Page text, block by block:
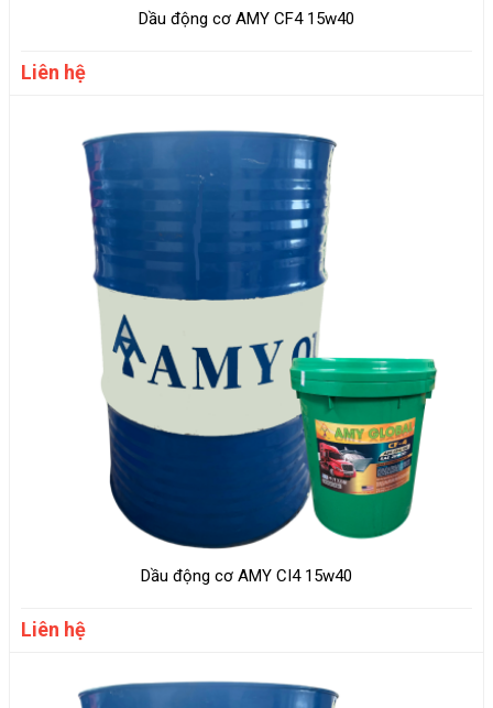
Dầu động cơ AMY CF4 15w40
Liên hệ
Dầu động cơ AMY CI4 15w40
Liên hệ